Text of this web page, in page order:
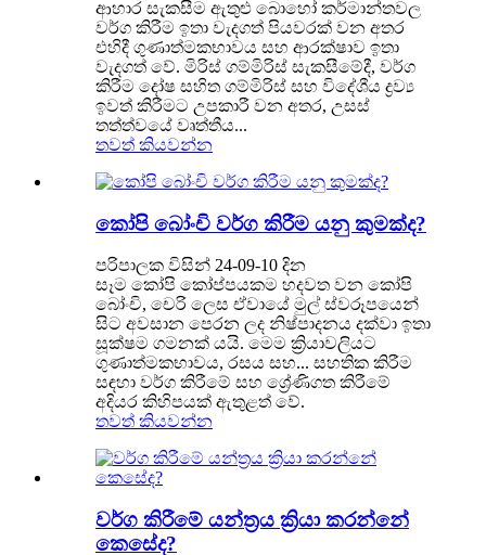
ආහාර සැකසීම ඇතුළු බොහෝ කර්මාන්තවල
වර්ග කිරීම ඉතා වැදගත් පියවරක් වන අතර
එහිදී ගුණාත්මකභාවය සහ ආරක්ෂාව ඉතා
වැදගත් වේ. මිරිස් ගම්මිරිස් සැකසීමේදී, වර්ග
කිරීම දෝෂ සහිත ගම්මිරිස් සහ විදේශීය ද්‍රව්‍ය
ඉවත් කිරීමට උපකාරී වන අතර, උසස්
තත්ත්වයේ වෘත්තීය...
තවත් කියවන්න
කෝපි බෝංචි වර්ග කිරීම යනු කුමක්ද?
පරිපාලක විසින් 24-09-10 දින
සෑම කෝපි කෝප්පයකම හදවත වන කෝපි
බෝංචි, චෙරි ලෙස ඒවායේ මුල් ස්වරූපයෙන්
සිට අවසාන පෙරන ලද නිෂ්පාදනය දක්වා ඉතා
සූක්ෂම ගමනක් යයි. මෙම ක්‍රියාවලියට
ගුණාත්මකභාවය, රසය සහ... සහතික කිරීම
සඳහා වර්ග කිරීමේ සහ ශ්‍රේණිගත කිරීමේ
අදියර කිහිපයක් ඇතුළත් වේ.
තවත් කියවන්න
වර්ග කිරීමේ යන්ත්‍රය ක්‍රියා කරන්නේ
කෙසේද?